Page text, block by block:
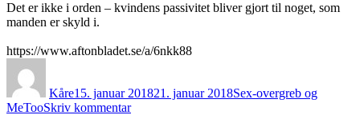
Det er ikke i orden – kvindens passivitet bliver gjort til noget, som
manden er skyld i.
https://www.aftonbladet.se/a/6nkk88
Kåre15. januar 201821. januar 2018Sex-overgreb og
MeTooSkriv kommentartil